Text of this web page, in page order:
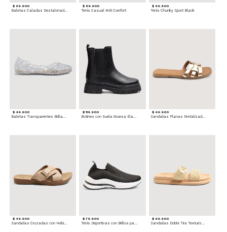
$ 69.900 $ 89.900
Tenis Casual Knit Comfort
$ 99.900
Tenis Chunky Sport Black
$ 49.900
Baletas Transparentes Brillantes
$ 119.900
Botines con Suela Gruesa Elastizada
$ 49.900
Sandalias Planas Metalizadas
$ 49.900
Sandalias Cruzadas con Hebilla
$ 79.900
Tenis Deportivas con Brillos para mujer
$ 69.900
Sandalias Doble Tira Texturizada